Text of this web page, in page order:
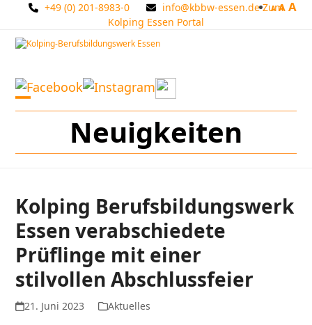
+49 (0) 201-8983-0 info@kbbw-essen.de Zum
Kolping Essen Portal
A A A
Open
menu
Close
menu
Neuigkeiten
Kolping Berufsbildungswerk
Essen verabschiedete
Prüflinge mit einer
stilvollen Abschlussfeier
21. Juni 2023 Aktuelles